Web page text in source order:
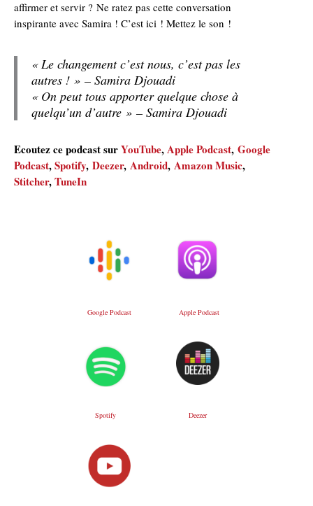
affirmer et servir ? Ne ratez pas cette conversation
inspirante avec Samira ! C’est ici ! Mettez le son !
« Le changement c’est nous, c’est pas les
autres ! » – Samira Djouadi
« On peut tous apporter quelque chose à
quelqu’un d’autre » – Samira Djouadi
Ecoutez ce podcast surYouTube,Apple Podcast,Google
Podcast,Spotify,Deezer,Android,Amazon Music,
Stitcher,TuneIn
Google Podcast Apple Podcast
Spotify Deezer